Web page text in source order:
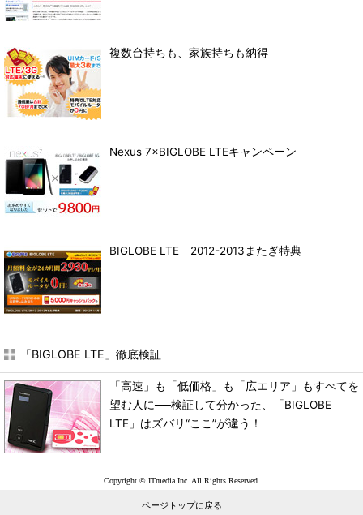
複数台持ちも、家族持ちも納得
Nexus 7×BIGLOBE LTEキャンペーン
BIGLOBE LTE 2012-2013またぎ特典
「BIGLOBE LTE」徹底検証
「高速」も「低価格」も「広エリア」もすべてを
望む人に──検証して分かった、「BIGLOBE
LTE」はズバリ“ここ”が違う！
Copyright © ITmedia Inc. All Rights Reserved.
ページトップに戻る